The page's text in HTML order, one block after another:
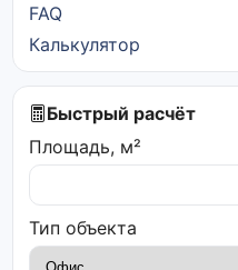
FAQ
Калькулятор
Быстрый расчёт
Площадь, м²
Тип объекта